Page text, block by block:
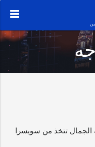
الجمال تتخذ من سويسرا